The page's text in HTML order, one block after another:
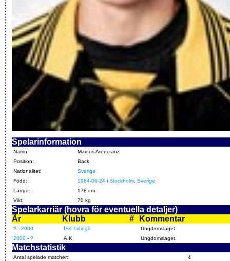
Spelarinformation
Namn:
Marcus Arencranz
Position:
Back
Nationalitet:
Sverige
Född:
1984-06-24 i Stockholm Sverige
Längd:
178 cm
Vikt:
70 kg
Spelarkarriär (hovra för eventuella detaljer)
År
Klubb # Kommentar
? - 2000 IFK Lidingö
Ungdomslaget.
2000 - ? AIK Ungdomslaget.
Matchstatistik
Antal spelade matcher:
4